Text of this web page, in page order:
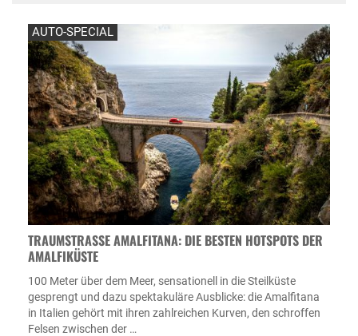
AUTO-SPECIAL
TRAUMSTRASSE AMALFITANA: DIE BESTEN HOTSPOTS DER A
MALFIKÜSTE
100 Meter über dem Meer, sensationell in die Steilküste
gesprengt und dazu spektakuläre Ausblicke: die Amalfitana
in Italien gehört mit ihren zahlreichen Kurven, den schroffen
Felsen zwischen der …